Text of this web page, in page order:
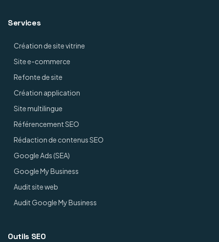
Services
Création de site vitrine
Site e-commerce
Refonte de site
Création application
Site multilingue
Référencement SEO
Rédaction de contenus SEO
Google Ads (SEA)
Google My Business
Audit site web
Audit Google My Business
Outils SEO